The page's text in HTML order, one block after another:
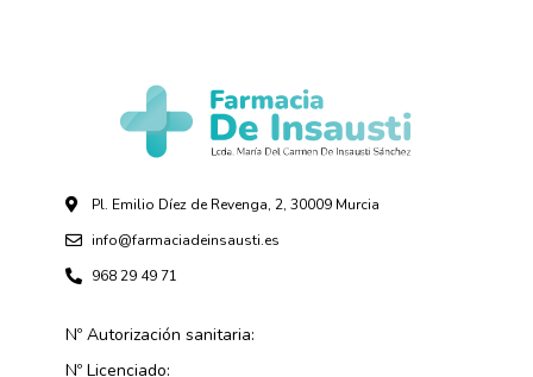
Pl. Emilio Díez de Revenga, 2, 30009 Murcia
info@farmaciadeinsausti.es
968 29 49 71
Nº Autorización sanitaria:
Nº Licenciado: